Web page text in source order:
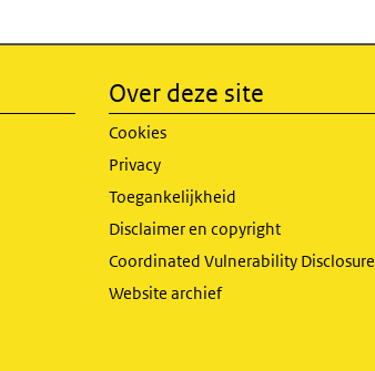
Over deze site
Cookies
Privacy
Toegankelijkheid
Disclaimer en copyright
Coordinated Vulnerability Disclosure
Website archief